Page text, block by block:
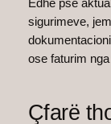
Edhe pse
sigurimeve,
ose faturim
Çfarë